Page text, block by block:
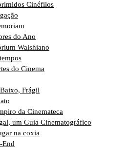
Cinéfilos
do Ano
Walshiano
do Cinema
Frágil
da Cinemateca
um Guia Cinematográfico
na coxia
End